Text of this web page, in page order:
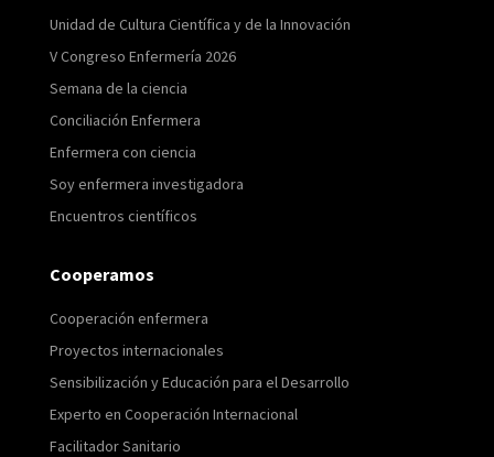
Unidad de Cultura Científica y de la Innovación
V Congreso Enfermería 2026
Semana de la ciencia
Conciliación Enfermera
Enfermera con ciencia
Soy enfermera investigadora
Encuentros científicos
Cooperamos
Cooperación enfermera
Proyectos internacionales
Sensibilización y Educación para el Desarrollo
Experto en Cooperación Internacional
Facilitador Sanitario